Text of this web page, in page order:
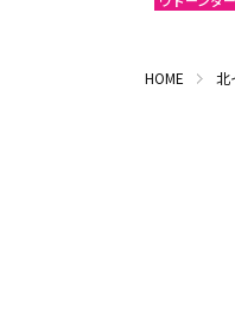
HOME 北